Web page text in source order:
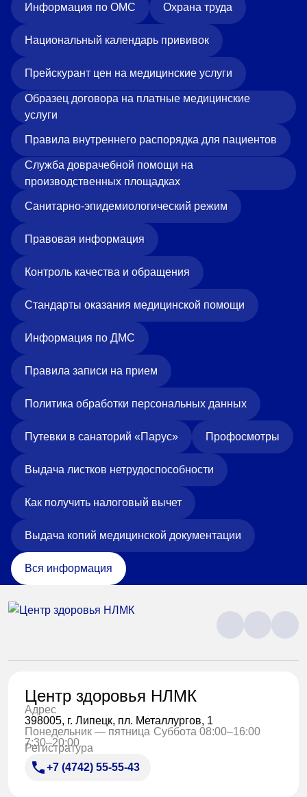
Информация по ОМС Охрана труда
Национальный календарь прививок
Прейскурант цен на медицинские услуги
Образец договора на платные медицинские
услуги
Правила внутреннего распорядка для пациентов
Служба доврачебной помощи на
производственных площадках
Санитарно-эпидемиологический режим
Правовая информация
Контроль качества и обращения
Стандарты оказания медицинской помощи
Информация по ДМС
Правила записи на прием
Политика обработки персональных данных
Путевки в санаторий «Парус» Профосмотры
Выдача листков нетрудоспособности
Как получить налоговый вычет
Выдача копий медицинской документации
Вся информация
Центр здоровья НЛМК
Адрес
398005, г. Липецк, пл. Металлургов, 1
Понедельник — пятница
7:30–20:00
Суббота 08:00–16:00
Регистратура
+7 (4742) 55-55-43